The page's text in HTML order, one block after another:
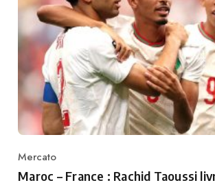
Category
Mercato
Maroc – France : Rachid Taoussi